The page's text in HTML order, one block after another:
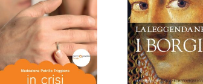
LEGGI TUTTO
AGGIUNGI AL
CARRELLO